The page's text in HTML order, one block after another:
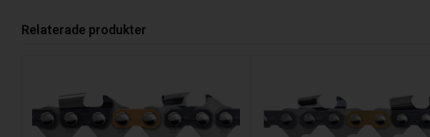
Relaterade produkter